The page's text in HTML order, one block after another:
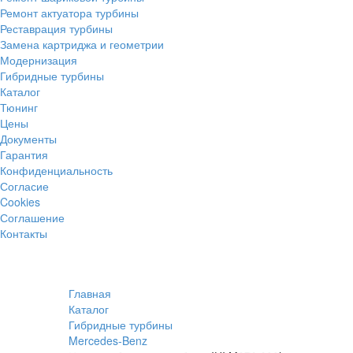
Ремонт актуатора турбины
Реставрация турбины
Замена картриджа и геометрии
Модернизация
Гибридные турбины
Каталог
Тюнинг
Цены
Документы
Гарантия
Конфиденциальность
Согласие
Cookies
Соглашение
Контакты
Главная
Каталог
Гибридные турбины
Mercedes-Benz